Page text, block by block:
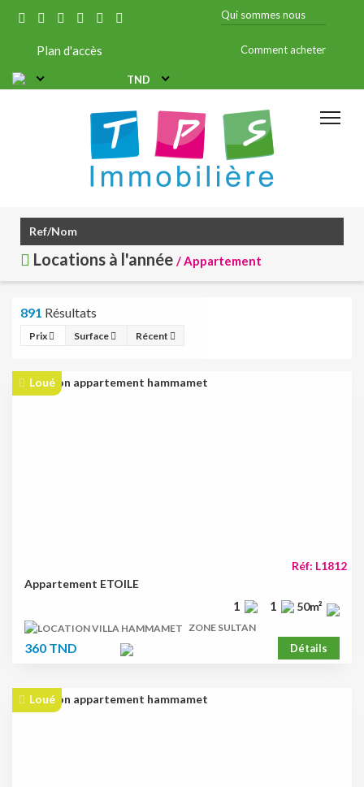
Qui sommes nous
Plan d'accès Comment acheter
TND
Locations à l'année / Appartement
891 Résultats
Prix Surface Récent
Loué
Réf: L1812
Appartement ETOILE
1 1 50m²
ZONE SULTAN
360 TND Détails
Loué